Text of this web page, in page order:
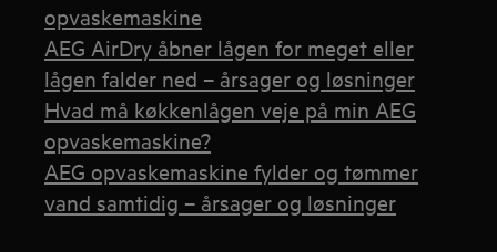
opvaskemaskine
AEG AirDry åbner lågen for meget eller
lågen falder ned – årsager og løsninger
Hvad må køkkenlågen veje på min AEG
opvaskemaskine?
AEG opvaskemaskine fylder og tømmer
vand samtidig – årsager og løsninger